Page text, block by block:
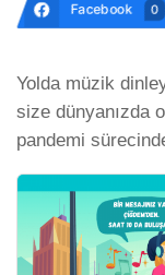
Facebook 0
Yolda müzik
size dünyanızda
pandemi